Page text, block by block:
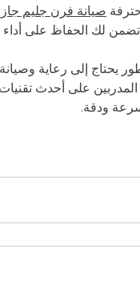
صيانة فرن جليم جاز
ودقة.